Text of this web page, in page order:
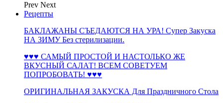
Prev Next
Рецепты
БАКЛАЖАНЫ СЪЕДАЮТСЯ НА УРА! Супер Закуска
НА ЗИМУ Без стерилизации.
♥♥♥ САМЫЙ ПРОСТОЙ И НАСТОЛЬКО ЖЕ
ВКУСНЫЙ САЛАТ! ВСЕМ СОВЕТУЕМ
ПОПРОБОВАТЬ! ♥♥♥
ОРИГИНАЛЬНАЯ ЗАКУСКА Для Праздничного Стола